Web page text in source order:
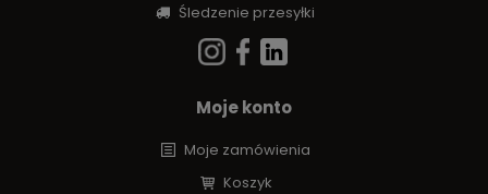
Śledzenie przesyłki
Moje konto
Moje zamówienia
Koszyk